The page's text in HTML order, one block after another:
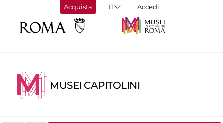
Acquista Accedi
MUSEI CAPITOLINI